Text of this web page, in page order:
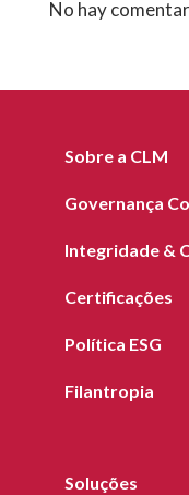
No hay
Sobre a CLM
Governança
Integridade &
Certificações
Política ESG
Filantropia
Soluções